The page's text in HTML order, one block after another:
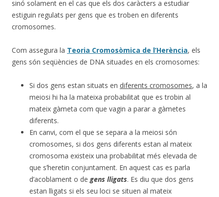
sinó solament en el cas que els dos caràcters a estudiar
estiguin regulats per gens que es troben en diferents
cromosomes.
Com assegura la Teoria Cromosòmica de l’Herència, els
gens són seqüències de DNA situades en els cromosomes:
Si dos gens estan situats en diferents cromosomes, a la
meiosi hi ha la mateixa probabilitat que es trobin al
mateix gàmeta com que vagin a parar a gàmetes
diferents.
En canvi, com el que se separa a la meiosi són
cromosomes, si dos gens diferents estan al mateix
cromosoma existeix una probabilitat més elevada de
que s’heretin conjuntament. En aquest cas es parla
d’acoblament o de gens lligats. Es diu que dos gens
estan lligats si els seu loci se situen al mateix